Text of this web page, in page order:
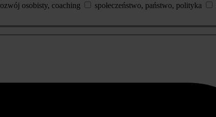
osobisty, coaching społeczeństwo, państwo, polityka